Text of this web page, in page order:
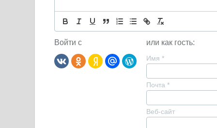
Войти с или как гость:
Имя *
Почта *
Веб-сайт